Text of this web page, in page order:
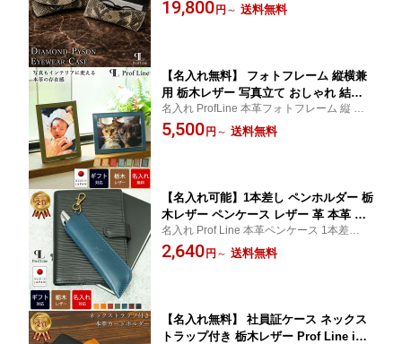
い コンパクト おしゃれ 眼鏡ケース プ
生日 記念日 眼鏡ケース 40代 50代 60代 革
19,800 円 ～ 送料無料
【名入れ無料】 フォトフレーム 縦横兼
用 栃木レザー 写真立て おしゃれ 結婚
祝い 結婚式 プレゼント L判 L版 革 本革
レザー メンズ レディース かわいい 出
名入れ ProfLine 本革フォトフレーム 縦 横
成人式 ウエディング 孫 米寿 喜寿 誕生日 古
希 黒 長寿祝い ベビー 赤ちゃん おばあちゃ
5,500 円 ～ 送料無料
【名入れ可能】1本差し ペンホルダー 栃
木レザー ペンケース レザー 革 本革 牛
革 日本製 1本専用 一本ずつ タッチペン
おしゃれ かわいい シンプル 人気 おす
名入れ Prof Line 本革ペンケース 1本差し 革
1本 ペンケース 革 レザー 本革 国産レザー
メンズ レディース 本皮 ギフト おしゃれギ
2,640 円 ～ 送料無料
【名入れ無料】 社員証ケース ネックス
トラップ付き 栃木レザー Prof Line id